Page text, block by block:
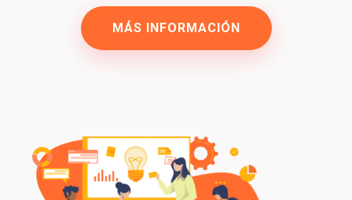
MÁS INFORMACIÓN